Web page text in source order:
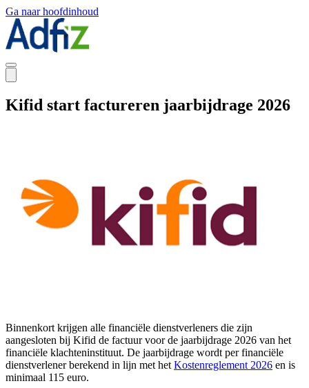
Ga naar hoofdinhoud
Kifid start factureren jaarbijdrage 2026
Binnenkort krijgen alle financiële dienstverleners die zijn
aangesloten bij Kifid de factuur voor de jaarbijdrage 2026 van het
financiële klachteninstituut. De jaarbijdrage wordt per financiële
dienstverlener berekend in lijn met het Kostenreglement 2026 en is
minimaal 115 euro.